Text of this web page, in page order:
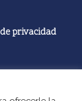
privacidad